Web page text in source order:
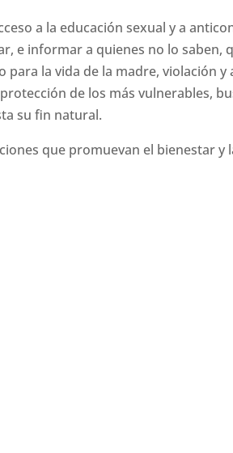
a la educación sexual y a
e informar a quienes no lo saben,
la vida de la madre, violación y
de los más vulnerables,
su fin natural.
que promuevan el bienestar y